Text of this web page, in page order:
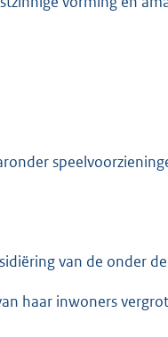
van de onder
haar inwoners